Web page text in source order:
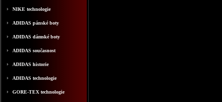
NIKE technologie
ADIDAS pánské boty
ADIDAS dámské boty
ADIDAS současnost
ADIDAS historie
ADIDAS technologie
GORE-TEX technologie